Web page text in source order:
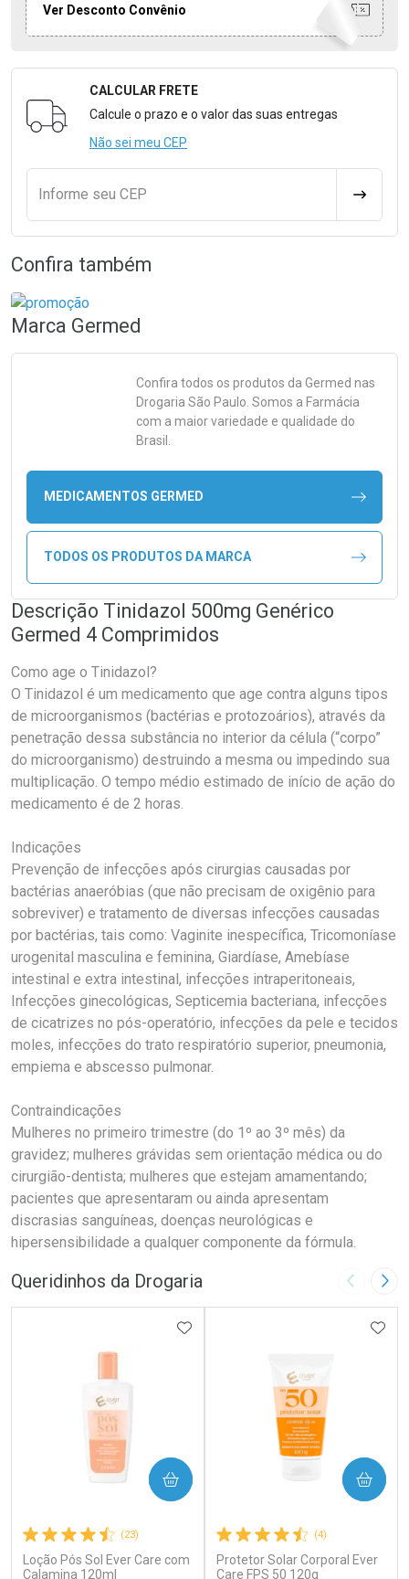
Ver Desconto Convênio
Formulário para Calcular o Frete
CALCULAR FRETE
Calcule o prazo e o valor das suas entregas
Não sei meu CEP
Informe seu CEP
Confira também
Marca Germed
Confira todos os produtos da Germed nas
Drogaria São Paulo. Somos a Farmácia
com a maior variedade e qualidade do
Brasil.
MEDICAMENTOS GERMED
TODOS OS PRODUTOS DA MARCA
Descrição Tinidazol 500mg Genérico
Germed 4 Comprimidos
Como age o Tinidazol?
O Tinidazol é um medicamento que age contra alguns tipos
de microorganismos (bactérias e protozoários), através da
penetração dessa substância no interior da célula (“corpo”
do microorganismo) destruindo a mesma ou impedindo sua
multiplicação. O tempo médio estimado de início de ação do
medicamento é de 2 horas.
Indicações
Prevenção de infecções após cirurgias causadas por
bactérias anaeróbias (que não precisam de oxigênio para
sobreviver) e tratamento de diversas infecções causadas
por bactérias, tais como: Vaginite inespecífica, Tricomoníase
urogenital masculina e feminina, Giardíase, Amebíase
intestinal e extra intestinal, infecções intraperitoneais,
Infecções ginecológicas, Septicemia bacteriana, infecções
de cicatrizes no pós-operatório, infecções da pele e tecidos
moles, infecções do trato respiratório superior, pneumonia,
empiema e abscesso pulmonar.
Contraindicações
Mulheres no primeiro trimestre (do 1º ao 3º mês) da
gravidez; mulheres grávidas sem orientação médica ou do
cirurgião-dentista; mulheres que estejam amamentando;
pacientes que apresentaram ou ainda apresentam
discrasias sanguíneas, doenças neurológicas e
hipersensibilidade a qualquer componente da fórmula.
Queridinhos da Drogaria Imagem
(23)
Loção Pós Sol Ever Care com
Calamina 120ml
ADICIONAR AOS FAVORITOS
COMPRAR
(4)
Protetor Solar Corporal Ever
Care FPS 50 120g
COMPRAR